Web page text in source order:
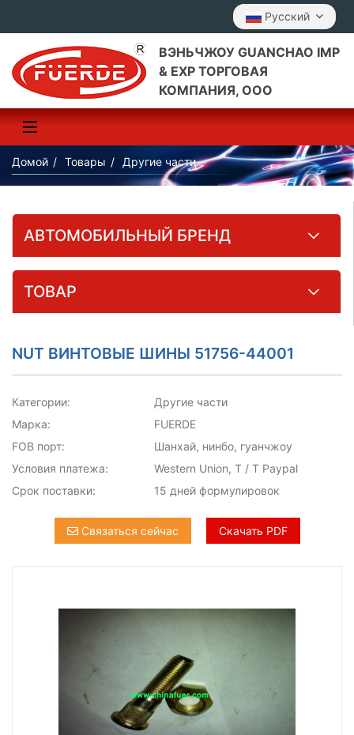
Pусский
ВЭНЬЧЖОУ GUANCHAO IMP
& EXP ТОРГОВАЯ
КОМПАНИЯ, ООО
Домой Товары Другие части
АВТОМОБИЛЬНЫЙ БРЕНД
ТОВАР
NUT ВИНТОВЫЕ ШИНЫ 51756-44001
Категории:
Другие части
Марка:
FUERDE
FOB порт:
Шанхай, нинбо, гуанчжоу
Условия платежа:
Western Union, T / T Paypal
Срок поставки:
15 дней формулировок
Связаться сейчас Скачать PDF